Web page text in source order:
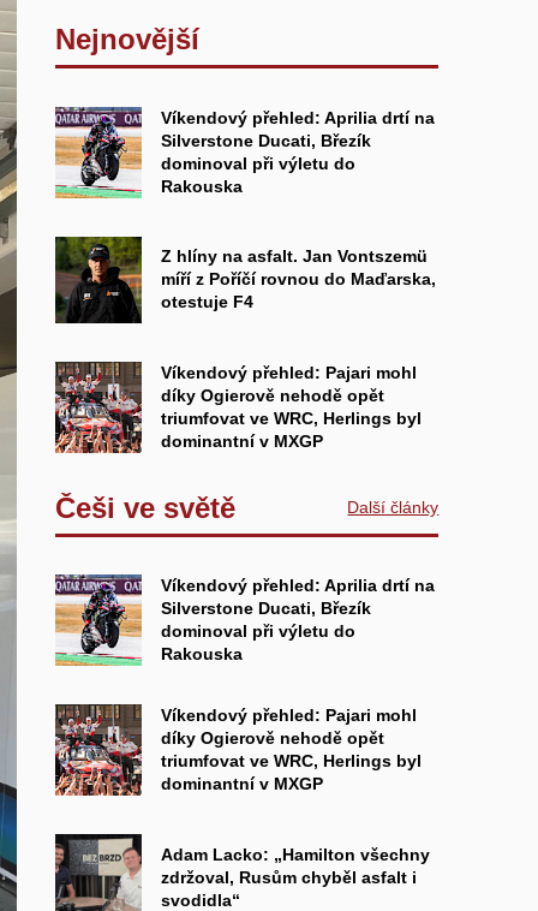
Nejnovější
Víkendový přehled: Aprilia drtí na
Silverstone Ducati, Březík
dominoval při výletu do
Rakouska
Z hlíny na asfalt. Jan Vontszemü
míří z Poříčí rovnou do Maďarska,
otestuje F4
Víkendový přehled: Pajari mohl
díky Ogierově nehodě opět
triumfovat ve WRC, Herlings byl
dominantní v MXGP
Češi ve světě Další články
Víkendový přehled: Aprilia drtí na
Silverstone Ducati, Březík
dominoval při výletu do
Rakouska
Víkendový přehled: Pajari mohl
díky Ogierově nehodě opět
triumfovat ve WRC, Herlings byl
dominantní v MXGP
Adam Lacko: „Hamilton všechny
zdržoval, Rusům chyběl asfalt i
svodidla“